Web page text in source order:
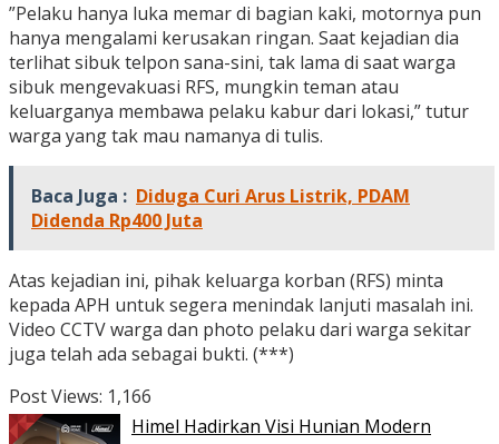
”Pelaku hanya luka memar di bagian kaki, motornya pun
hanya mengalami kerusakan ringan. Saat kejadian dia
terlihat sibuk telpon sana-sini, tak lama di saat warga
sibuk mengevakuasi RFS, mungkin teman atau
keluarganya membawa pelaku kabur dari lokasi,” tutur
warga yang tak mau namanya di tulis.
Baca Juga : Diduga Curi Arus Listrik, PDAM
Didenda Rp400 Juta
Atas kejadian ini, pihak keluarga korban (RFS) minta
kepada APH untuk segera menindak lanjuti masalah ini.
Video CCTV warga dan photo pelaku dari warga sekitar
juga telah ada sebagai bukti. (***)
Post Views: 1,166
Himel Hadirkan Visi Hunian Modern